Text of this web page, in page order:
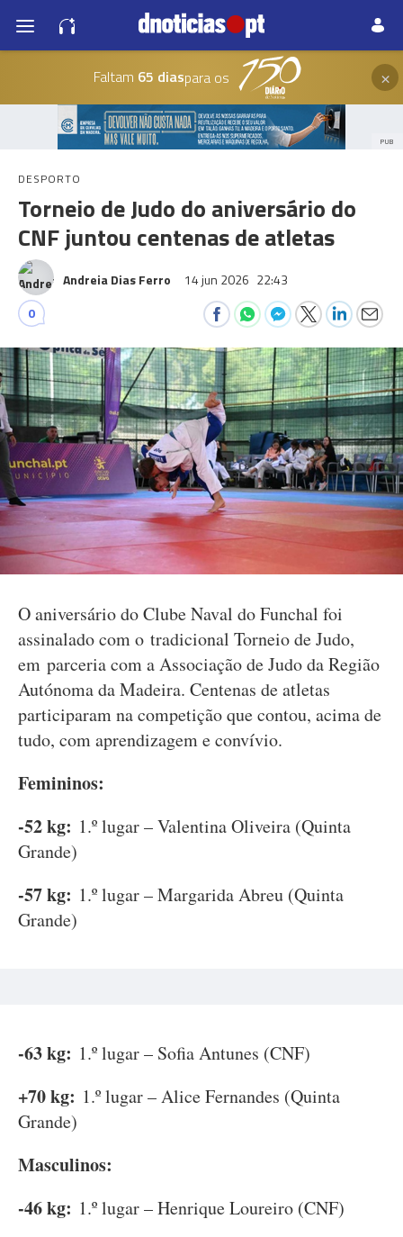
Faltam 65 diaspara os ×
PUB
DESPORTO
Torneio de Judo do aniversário do
CNF juntou centenas de atletas
Andreia Dias Ferro 14 jun 2026 22:43
0
O aniversário do Clube Naval do Funchal foi
assinalado com o tradicional Torneio de Judo,
em parceria com a Associação de Judo da Região
Autónoma da Madeira. Centenas de atletas
participaram na competição que contou, acima de
tudo, com aprendizagem e convívio.
Femininos:
-52 kg: 1.º lugar – Valentina Oliveira (Quinta
Grande)
-57 kg: 1.º lugar – Margarida Abreu (Quinta
Grande)
-63 kg: 1.º lugar – Sofia Antunes (CNF)
+70 kg: 1.º lugar – Alice Fernandes (Quinta
Grande)
Masculinos:
-46 kg: 1.º lugar – Henrique Loureiro (CNF)